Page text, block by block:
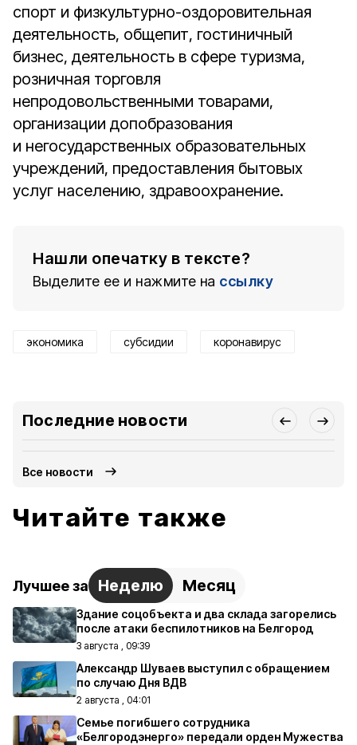
спорт и физкультурно-оздоровительная
деятельность, общепит, гостиничный
бизнес, деятельность в сфере туризма,
розничная торговля
непродовольственными товарами,
организации допобразования
и негосударственных образовательных
учреждений, предоставления бытовых
услуг населению, здравоохранение.
Нашли опечатку в тексте?
Выделите ее и нажмите на ссылку
экономика субсидии коронавирус
Последние новости
Все новости
Читайте также
Лучшее за Неделю Месяц
Здание соцобъекта и два склада загорелись
после атаки беспилотников на Белгород
3 августа , 09:39
Александр Шуваев выступил с обращением
по случаю Дня ВДВ
2 августа , 04:01
Семье погибшего сотрудника
«Белгородэнерго» передали орден Мужества